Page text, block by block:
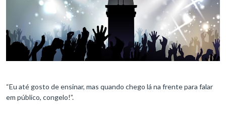
“Eu até gosto de ensinar, mas quando chego lá na frente para falar
em público, congelo!”.